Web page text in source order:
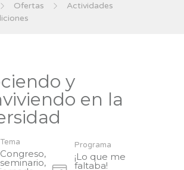
Ofertas
Actividades
y
en la
Tema
Congreso,
seminario,
Programa
¡Lo que me
faltaba!